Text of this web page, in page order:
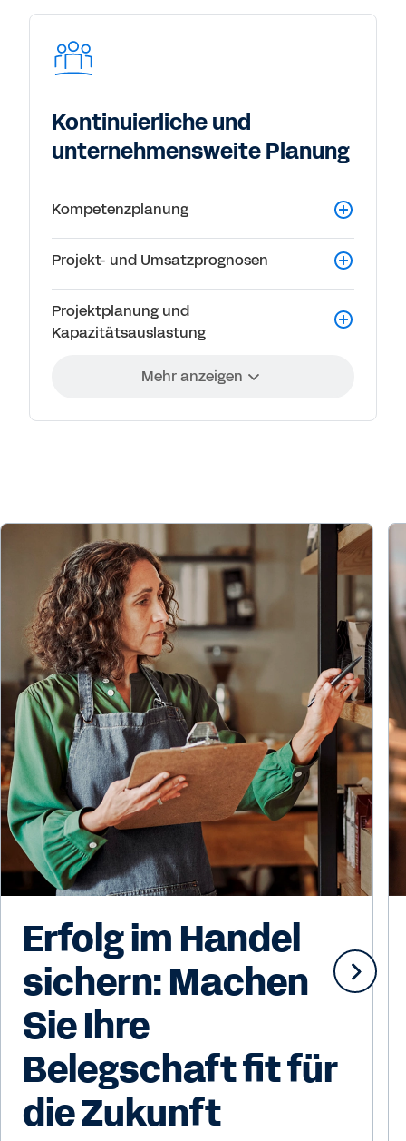
Kontinuierliche und
unternehmensweite Planung
Kompetenzplanung
Projekt- und Umsatzprognosen
Projektplanung und
Kapazitätsauslastung
Mehr anzeigen
Erfolg im Handel
sichern: Machen
Sie Ihre
Belegschaft fit für
die Zukunft